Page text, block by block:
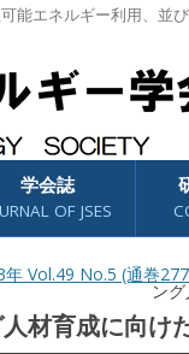
能エネルギー利用、
学会誌
OF JSES
年 Vol.49 No.5 (通巻
ン
材育成に向け